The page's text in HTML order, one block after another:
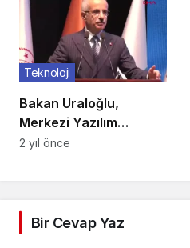
Bakan Uraloğlu,
Merkezi Yazılım
Platformu Geliştirilmesi
Teknoloji
2 yıl önce
Bir Cevap Yaz